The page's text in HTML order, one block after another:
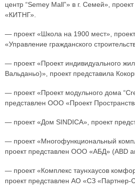
центр “Semey Mall”» в г. Семей»,
«КИТНГ».
— проект «Школа на 1900 мест»,
«Управление гражданского
— проект «Проект индивидуального
Вальданьо)», проект представила
— проект «Проект модульного дома
представлен ООО «Проект
— проект «Дом SINDICA», проект
— проект «Многофункциональный
проект представлен ООО «АБД» (ABD
— проект «Комплекс таунхаусов
проект представлен АО «СЗ «Партнер-